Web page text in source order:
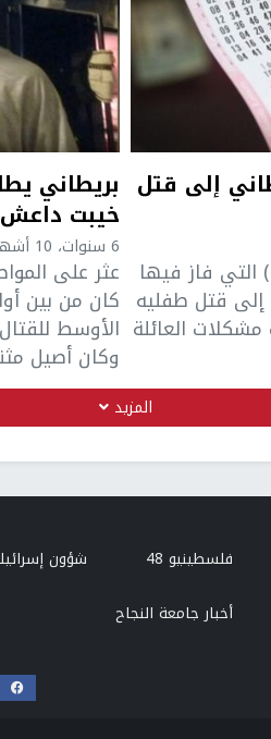
إلى قتل
التي فاز فيها
إلى قتل طفليه
العائلة
بريطاني
خيبت داعش
6 سنوات، 10 أشهر ago
عثر على
كان من بين
الأوسط
وكان أصيل
المزيد
فلسطينيو 48 شؤون
أخبار جامعة النجاح